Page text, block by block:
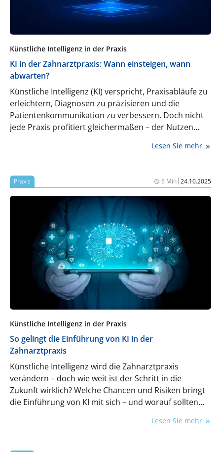
Künstliche Intelligenz in der Praxis
KI in der Zahnarztpraxis: Wann einsteigen, wann
abwarten?
Künstliche Intelligenz (KI) verspricht, Praxisabläufe zu
erleichtern, Diagnosen zu präzisieren und die
Patientenkommunikation zu verbessern. Doch nicht
jede Praxis profitiert gleichermaßen – der Nutzen
ab. In diesem Beitrag zeigen wir praxisnahe
Großpraxen, damit Sie abwägen können, welche KI-
Lösungen sich lohnen und wie eine schrittweise
Einführung erfolgreich gelingt.
Lesen Sie mehr
Praxis 6 Min|24.10.2025
Künstliche Intelligenz in der Praxis
So gelingt die Einführung von KI in der
Zahnarztpraxis
Künstliche Intelligenz wird die Zahnarztpraxis
verändern – doch wie weit ist der Schritt in die
Zukunft wirklich? Welche Chancen und Risiken bringt
die Einführung von KI mit sich – und worauf sollten
Lesen Sie mehr